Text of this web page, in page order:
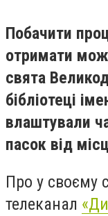
Побачити
отримати
свята
бібліотеці
влаштували
пасок від
Про у своєму
телеканал